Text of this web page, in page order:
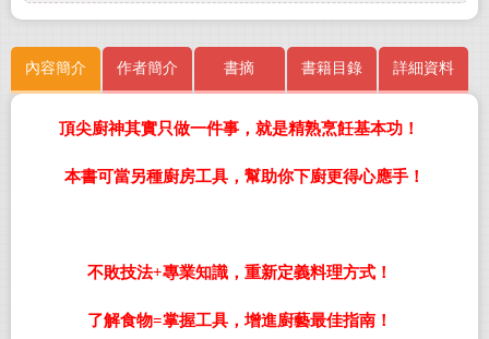
內容簡介 作者簡介 書摘 書籍目錄 詳細資料
頂尖廚神其實只做一件事，就是精熟烹飪基本功！
本書可當另種廚房工具，幫助你下廚更得心應手！
不敗技法+專業知識，重新定義料理方式！
了解食物=掌握工具，增進廚藝最佳指南！